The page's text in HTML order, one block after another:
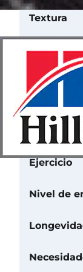
Textura
Color
Ejercicio
Nivel de